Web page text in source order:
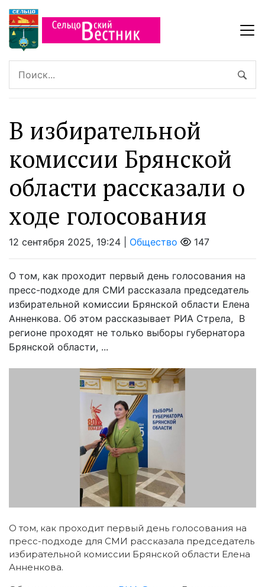
В избирательной
комиссии Брянской
области рассказали о
ходе голосования
12 сентября 2025, 19:24 | Общество 147
О том, как проходит первый день голосования на
пресс-подходе для СМИ рассказала председатель
избирательной комиссии Брянской области Елена
Анненкова. Об этом рассказывает РИА Стрела, В
регионе проходят не только выборы губернатора
Брянской области, ...
О том, как проходит первый день голосования на
пресс-подходе для СМИ рассказала председатель
избирательной комиссии Брянской области Елена
Анненкова.